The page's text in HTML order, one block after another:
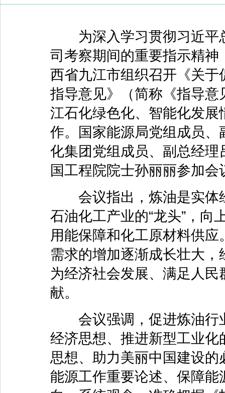
为深入学习贯彻习近平
司考察期间的重要指示精
西省九江市组织召开《关
指导意见》（简称《指导
江石化绿色化、智能化发
作。国家能源局党组成员
化集团党组成员、副总经
国工程院院士孙丽丽参加会
会议指出，炼油是实体
石油化工产业的“龙头”，向
用能保障和化工原材料供
需求的增加逐渐成长壮大
为经济社会发展、满足人
献。
会议强调，促进炼油行
经济思想、推进新型工业
思想、助力美丽中国建设
能源工作重要论述、保障